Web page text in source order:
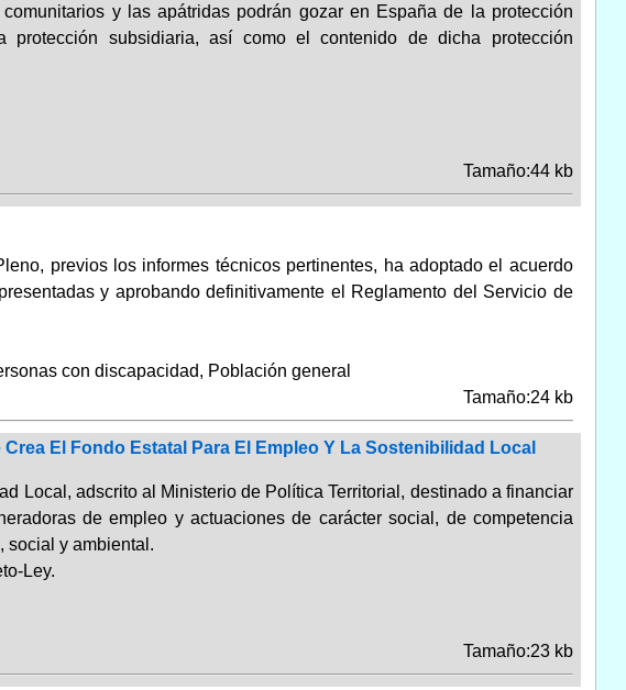
y las apátridas podrán gozar en España de la protección
subsidiaria, así como el contenido de dicha protección
Tamaño:44 kb
previos los informes técnicos pertinentes, ha adoptado el acuerdo
y aprobando definitivamente el Reglamento del Servicio de
con discapacidad, Población general
Tamaño:24 kb
El Fondo Estatal Para El Empleo Y La Sostenibilidad Local
Local, adscrito al Ministerio de Política Territorial, destinado a financiar
de empleo y actuaciones de carácter social, de competencia
social y ambiental.
Ley.
Tamaño:23 kb